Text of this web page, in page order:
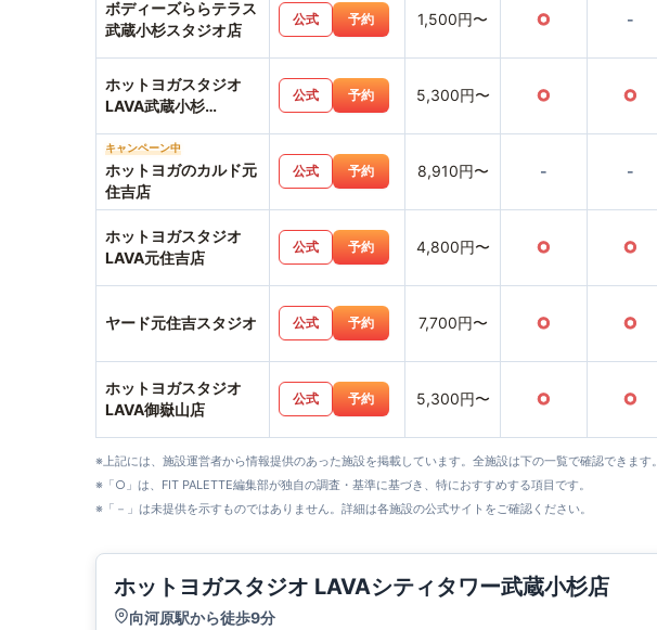
ボディーズららテラス
武蔵小杉スタジオ店
公式 予約 1,500円〜 ○ -
ホットヨガスタジオ
LAVA武蔵小杉
公式 予約 5,300円〜 ○ ○
キャンペーン中
ホットヨガのカルド元
住吉店
公式 予約 8,910円〜 - -
ホットヨガスタジオ
LAVA元住吉店
公式 予約 4,800円〜 ○ ○
ヤード元住吉スタジオ 公式 予約 7,700円〜 ○ ○
ホットヨガスタジオ
LAVA御嶽山店
公式 予約 5,300円〜 ○ ○
※上記には、施設運営者から情報提供のあった施設を掲載しています。全施設は下の一覧で確認できます。
※「○」は、FIT PALETTE編集部が独自の調査・基準に基づき、特におすすめする項目です。
※「－」は未提供を示すものではありません。詳細は各施設の公式サイトをご確認ください。
ホットヨガスタジオ LAVAシティタワー武蔵小杉店
向河原駅から徒歩9分